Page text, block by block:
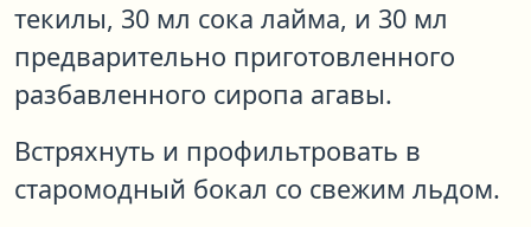
текилы, 30 мл сока лайма, и 30 мл
предварительно приготовленного
разбавленного сиропа агавы.
Встряхнуть и профильтровать в
старомодный бокал со свежим льдом.